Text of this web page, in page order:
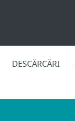
DESCĂRCĂRI